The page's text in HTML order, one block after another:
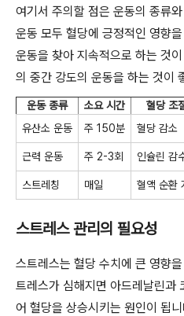
여기서 주의할 점은 운동의 종류
운동 모두 혈당에 긍정적인 영향
운동을 찾아 지속적으로 하는 것
의 중간 강도의 운동을 하는 것이
운동 종류 소요 시간
혈당 조
유산소 운동
주 150분 혈당 감소
근력 운동 주 2-3회 인슐린 감
스트레칭 매일 혈액 순환
스트레스 관리의 필요성
스트레스는 혈당 수치에 큰 영향
트레스가 심해지면 아드레날린과
어 혈당을 상승시키는 원인이 됩